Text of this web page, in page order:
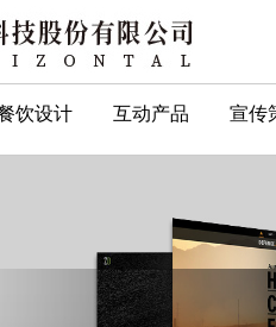
饮设计 互动产品 宣传